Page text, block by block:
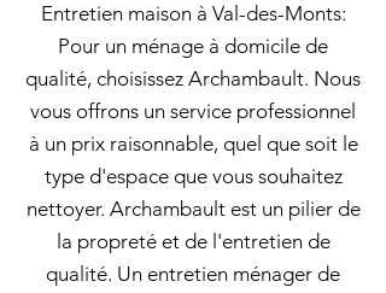
Entretien maison à Val-des-Monts:
Pour un ménage à domicile de
qualité, choisissez Archambault. Nous
vous offrons un service professionnel
à un prix raisonnable, quel que soit le
type d'espace que vous souhaitez
nettoyer. Archambault est un pilier de
la propreté et de l'entretien de
qualité. Un entretien ménager de